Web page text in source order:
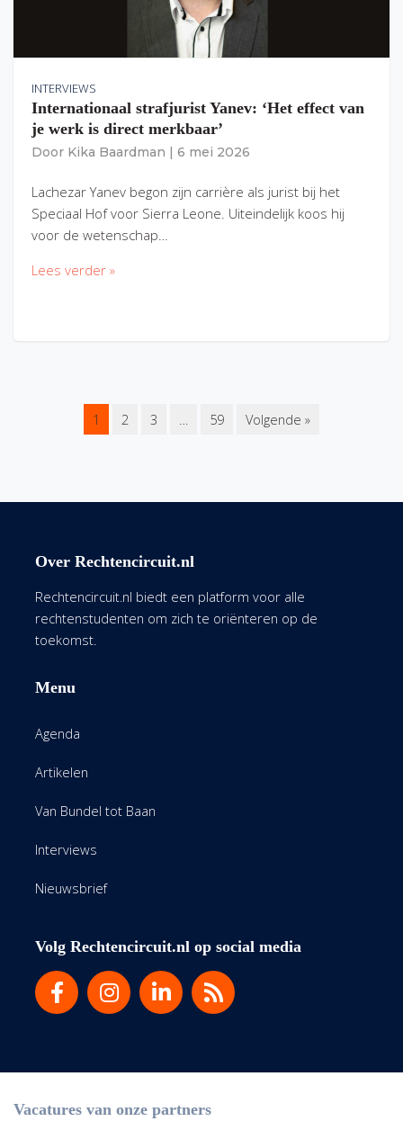
INTERVIEWS
Internationaal strafjurist Yanev: ‘Het effect van
je werk is direct merkbaar’
Door Kika Baardman 6 mei 2026
Lachezar Yanev begon zijn carrière als jurist bij het
Speciaal Hof voor Sierra Leone. Uiteindelijk koos hij
voor de wetenschap…
Lees verder »
1 2 3 … 59 Volgende »
Over Rechtencircuit.nl
Rechtencircuit.nl biedt een platform voor alle
rechtenstudenten om zich te oriënteren op de
toekomst.
Menu
Agenda
Artikelen
Van Bundel tot Baan
Interviews
Nieuwsbrief
Volg Rechtencircuit.nl op social media
Vacatures van onze partners